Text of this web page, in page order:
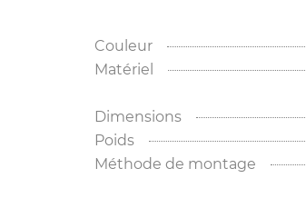
Couleur
Matériel
Dimensions
Poids
Méthode de montage